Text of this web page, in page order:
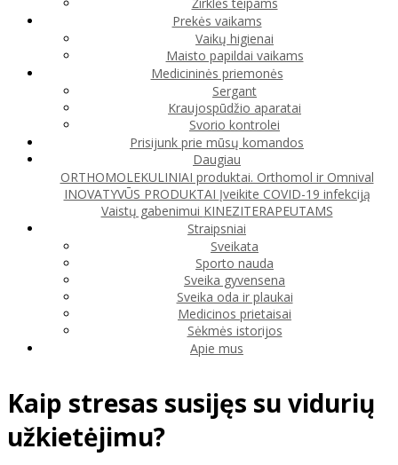
Prekės vaikams
Vaikų higienai
Maisto papildai vaikams
Medicininės priemonės
Sergant
Kraujospūdžio aparatai
Svorio kontrolei
Prisijunk prie mūsų komandos
Daugiau
ORTHOMOLEKULINIAI produktai. Orthomol ir Omnival
INOVATYVŪS PRODUKTAI Įveikite COVID-19 infekciją
Vaistų gabenimui KINEZITERAPEUTAMS
Straipsniai
Sveikata
Sporto nauda
Sveika gyvensena
Sveika oda ir plaukai
Medicinos prietaisai
Sėkmės istorijos
Apie mus
Kaip stresas susijęs su vidurių
užkietėjimu?